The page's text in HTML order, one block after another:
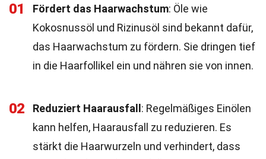
01 Fördert das Haarwachstum: Öle wie
Kokosnussöl und Rizinusöl sind bekannt dafür,
das Haarwachstum zu fördern. Sie dringen tief
in die Haarfollikel ein und nähren sie von innen.
02 Reduziert Haarausfall : Regelmäßiges Einölen
kann helfen, Haarausfall zu reduzieren. Es
stärkt die Haarwurzeln und verhindert, dass